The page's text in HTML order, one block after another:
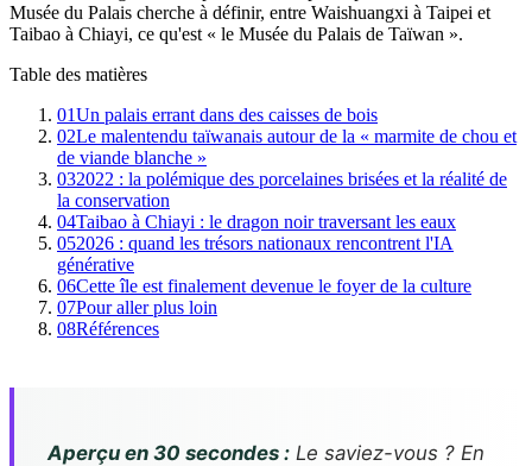
Musée du Palais cherche à définir, entre Waishuangxi à Taipei et
Taibao à Chiayi, ce qu'est « le Musée du Palais de Taïwan ».
Table des matières
01Un palais errant dans des caisses de bois
02Le malentendu taïwanais autour de la « marmite de chou et
de viande blanche »
032022 : la polémique des porcelaines brisées et la réalité de
la conservation
04Taibao à Chiayi : le dragon noir traversant les eaux
052026 : quand les trésors nationaux rencontrent l'IA
générative
06Cette île est finalement devenue le foyer de la culture
07Pour aller plus loin
08Références
Aperçu en 30 secondes : Le saviez-vous ? En